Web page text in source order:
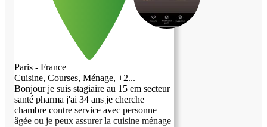
Paris - France
Cuisine, Courses, Ménage, +2...
Bonjour je suis stagiaire au 15 em secteur
santé pharma j'ai 34 ans je cherche
chambre contre service avec personne
âgée ou je peux assurer la cuisine ménage